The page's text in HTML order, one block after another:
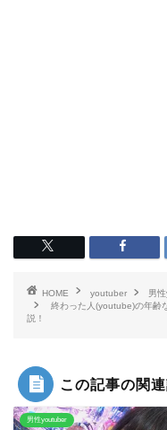
HOME youtuber
男
終わった人(youtube)の年齢
説！
この記事の関
男性youtuber